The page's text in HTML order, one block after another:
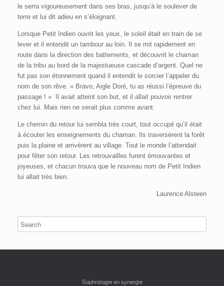
le serra vigoureusement dans ses bras, jusqu’à le soulever de
terre et lui dit adieu en s’éloignant.
Lorsque Petit Indien ouvrit les yeux, le soleil était en train de se
lever et il entendit un tambour au loin. Il se mit rapidement en
route dans la direction des battements, et découvrit le chaman
de la tribu au bord de la majestueuse cascade d’argent. Quel ne
fut pas son étonnement quand il entendit le sorcier l’appeler du
nom de son rêve. « Bravo, Aigle Doré, tu as réussi l’épreuve du
passage ! » Il avait atteint son but, et il allait pouvoir rentrer
chez lui. Mais rien ne serait plus comme avant.
Le chemin du retour lui sembla très court, tout occupé qu’il était
à écouter les enseignements du chaman. Ils traversèrent la forêt
puis la plaine et arrivèrent au village. Tout le monde l’attendait
pour fêter son retour. Les retrouvailles furent émouvantes et
joyeuses, et chacun trouva que le nouveau nom de Petit Indien
lui allait très bien.
Laurence Alsteen
Sophrologie en synergie